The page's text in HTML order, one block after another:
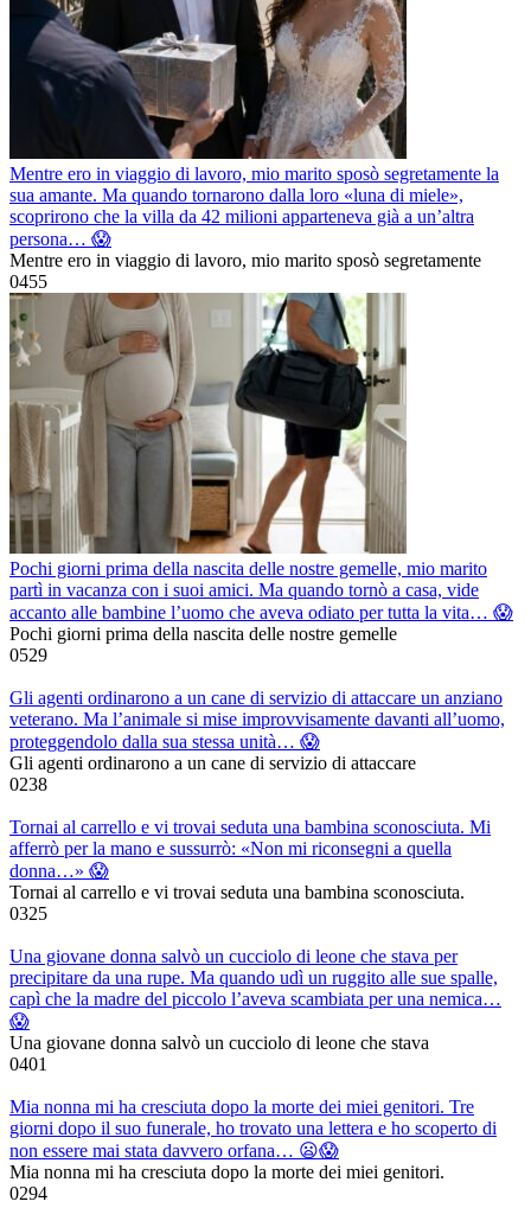
Mentre ero in viaggio di lavoro, mio marito sposò segretamente la
sua amante. Ma quando tornarono dalla loro «luna di miele»,
scoprirono che la villa da 42 milioni apparteneva già a un’altra
persona… 😱
Mentre ero in viaggio di lavoro, mio marito sposò segretamente
0455
Pochi giorni prima della nascita delle nostre gemelle, mio marito
partì in vacanza con i suoi amici. Ma quando tornò a casa, vide
accanto alle bambine l’uomo che aveva odiato per tutta la vita… 😱
Pochi giorni prima della nascita delle nostre gemelle
0529
Gli agenti ordinarono a un cane di servizio di attaccare un anziano
veterano. Ma l’animale si mise improvvisamente davanti all’uomo,
proteggendolo dalla sua stessa unità… 😱
Gli agenti ordinarono a un cane di servizio di attaccare
0238
Tornai al carrello e vi trovai seduta una bambina sconosciuta. Mi
afferrò per la mano e sussurrò: «Non mi riconsegni a quella
donna…» 😱
Tornai al carrello e vi trovai seduta una bambina sconosciuta.
0325
Una giovane donna salvò un cucciolo di leone che stava per
precipitare da una rupe. Ma quando udì un ruggito alle sue spalle,
capì che la madre del piccolo l’aveva scambiata per una nemica…
😱
Una giovane donna salvò un cucciolo di leone che stava
0401
Mia nonna mi ha cresciuta dopo la morte dei miei genitori. Tre
giorni dopo il suo funerale, ho trovato una lettera e ho scoperto di
non essere mai stata davvero orfana… 😦😱
Mia nonna mi ha cresciuta dopo la morte dei miei genitori.
0294